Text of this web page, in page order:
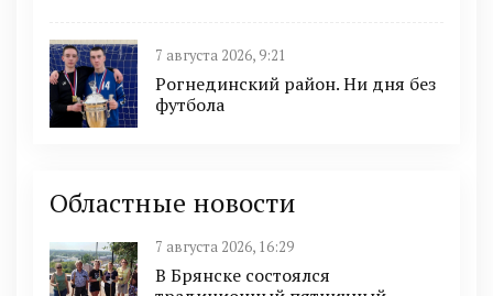
7 августа 2026, 9:21
Рогнединский район. Ни дня без
футбола
Областные новости
7 августа 2026, 16:29
В Брянске состоялся